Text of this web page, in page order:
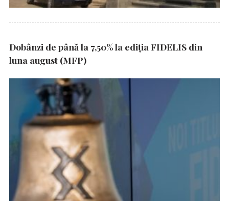
Dobânzi de până la 7,50% la ediția FIDELIS din
luna august (MFP)